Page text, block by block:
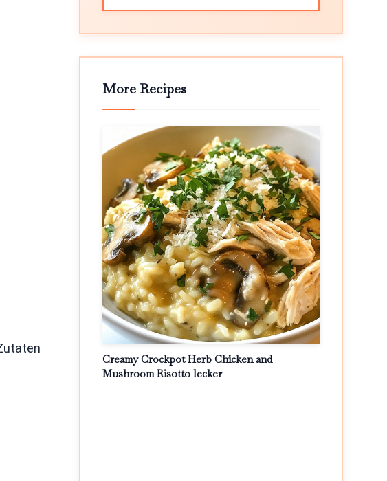
More Recipes
Creamy Crockpot Herb Chicken and
Mushroom Risotto lecker